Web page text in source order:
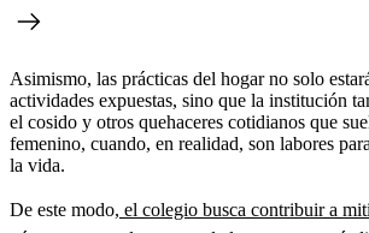
Asimismo, las prácticas del hogar no solo
actividades expuestas, sino que la institución
el cosido y otros quehaceres cotidianos que
femenino, cuando, en realidad, son labores
la vida.
De este modo, el colegio busca contribuir a